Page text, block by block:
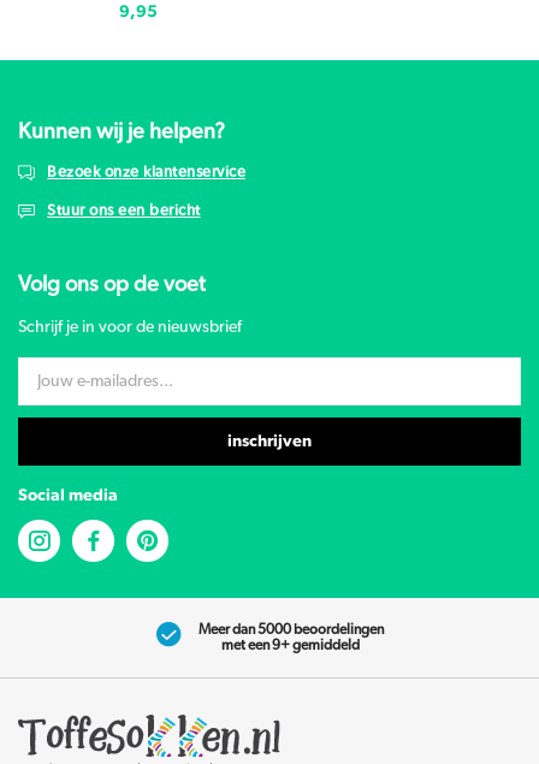
9,95
Kunnen wij je helpen?
Bezoek onze klantenservice
Stuur ons een bericht
Volg ons op de voet
Schrijf je in voor de nieuwsbrief
inschrijven
Social media
Meer dan 5000 beoordelingen
met een 9+ gemiddeld